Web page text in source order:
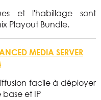
et l'habillage sont
Playout Bundle.
MEDIA SERVER
facile à déployer
et IP